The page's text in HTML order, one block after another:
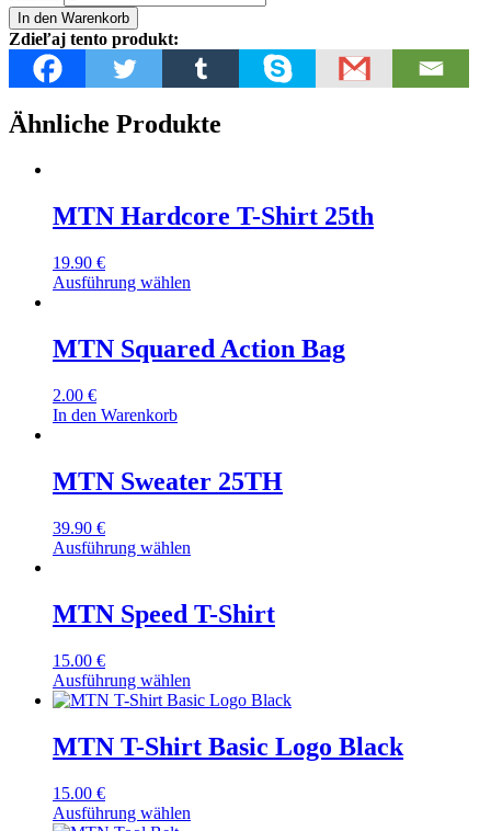
Hoodie
Red
Menge
In den Warenkorb
Zdieľaj tento produkt:
Ähnliche Produkte
MTN Hardcore T-Shirt 25th
19.90 €
Ausführung wählen
MTN Squared Action Bag
2.00 €
In den Warenkorb
MTN Sweater 25TH
39.90 €
Ausführung wählen
MTN Speed T-Shirt
15.00 €
Ausführung wählen
MTN T-Shirt Basic Logo Black
15.00 €
Ausführung wählen